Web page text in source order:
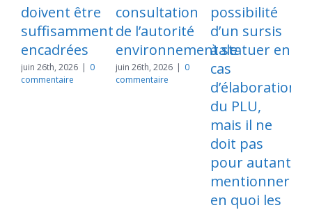
doivent être
suffisamment
encadrées
juin 26th, 2026 | 0
commentaire
consultation
de l’autorité
environnementale
juin 26th, 2026 | 0
commentaire
possibilité
d’un sursis
à statuer en
cas
d’élaboration
du PLU,
mais il ne
doit pas
pour autant
mentionner
en quoi les